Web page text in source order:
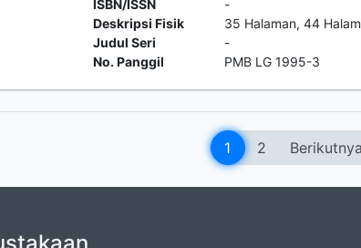
ISBN/ISSN
-
Deskripsi Fisik
35 Halaman, 44
Judul Seri
-
No. Panggil
PMB LG 1995-3
1 2 Berikutnya